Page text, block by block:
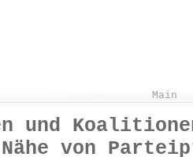
Main
und
von